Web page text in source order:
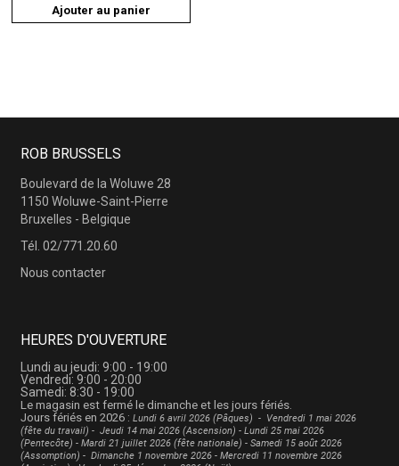
Ajouter au panier
ROB BRUSSELS
Boulevard de la Woluwe 28
1150 Woluwe-Saint-Pierre
Bruxelles - Belgique
Tél.02/771.20.60
Nous contacter
HEURES D'OUVERTURE
Lundi au jeudi: 9:00 - 19:00
Vendredi: 9:00 - 20:00
Samedi: 8:30 - 19:00
Le magasin est fermé le dimanche et les jours fériés.
Jours fériés en 2026 : Lundi 6 avril 2026 (Pâques) - Vendredi 1 mai 2026
(fête du travail) - Jeudi 14 mai 2026 (Ascension) - Lundi 25 mai 2026
(Pentecôte) - Mardi 21 juillet 2026 (fête nationale) - Samedi 15 août 2026
(Assomption) - Dimanche 1 novembre 2026 - Mercredi 11 novembre 2026